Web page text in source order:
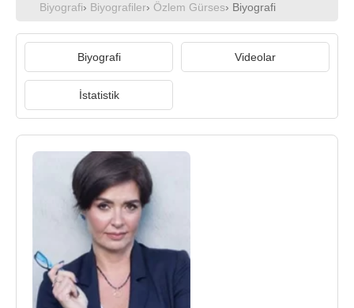
Biyografi› Biyografiler› Özlem Gürses› Biyografi
Biyografi Videolar
İstatistik